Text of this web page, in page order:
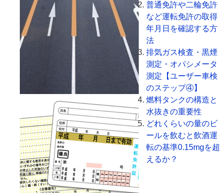
普通免許や二輪免許
など運転免許の取得
年月日を確認する方
法
排気ガス検査・黒煙
測定・オパシメータ
測定【ユーザー車検
のステップ④】
燃料タンクの構造と
水抜きの重要性
どれくらいの量のビ
ールを飲むと飲酒運
転の基準0.15mgを超
えるか？